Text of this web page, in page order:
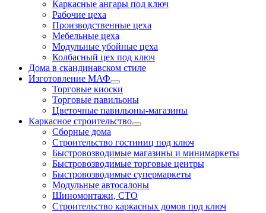
Каркасные ангары под ключ
Рабочие цеха
Производственные цеха
Мебельные цеха
Модульные убойные цеха
Колбасный цех под ключ
Дома в скандинавском стиле
Изготовление МАФ
Торговые киоски
Торговые павильоны
Цветочные павильоны-магазины
Каркасное строительство
Сборные дома
Строительство гостиниц под ключ
Быстровозводимые магазины и минимаркеты
Быстровозводимые торговые центры
Быстровозводимые супермаркеты
Модульные автосалоны
Шиномонтажи, СТО
Строительство каркасных домов под ключ